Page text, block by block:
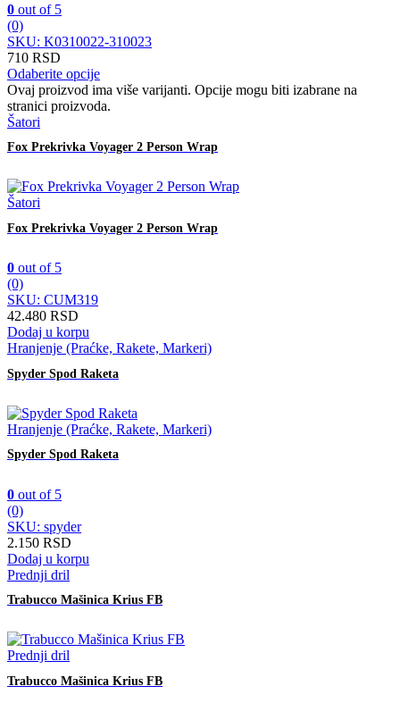
0 out of 5
(0)
SKU: K0310022-310023
710 RSD
Odaberite opcije
Ovaj proizvod ima više varijanti. Opcije mogu biti izabrane na
stranici proizvoda.
Šatori
Fox Prekrivka Voyager 2 Person Wrap
Šatori
Fox Prekrivka Voyager 2 Person Wrap
0 out of 5
(0)
SKU: CUM319
42.480 RSD
Dodaj u korpu
Hranjenje (Praćke, Rakete, Markeri)
Spyder Spod Raketa
Hranjenje (Praćke, Rakete, Markeri)
Spyder Spod Raketa
0 out of 5
(0)
SKU: spyder
2.150 RSD
Dodaj u korpu
Prednji dril
Trabucco Mašinica Krius FB
Prednji dril
Trabucco Mašinica Krius FB